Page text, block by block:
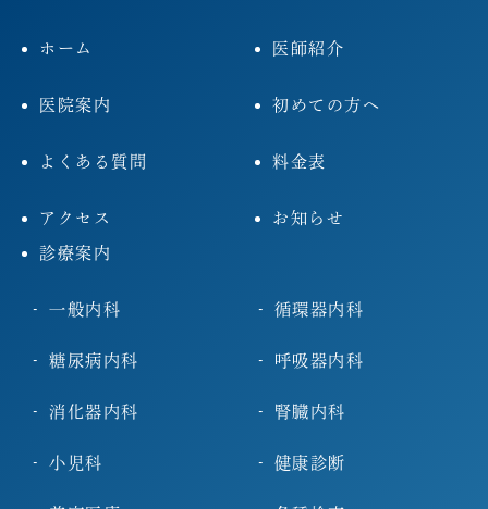
ホーム 医師紹介
医院案内 初めての方へ
よくある質問 料金表
アクセス お知らせ
診療案内
一般内科 循環器内科
糖尿病内科 呼吸器内科
消化器内科 腎臓内科
小児科 健康診断